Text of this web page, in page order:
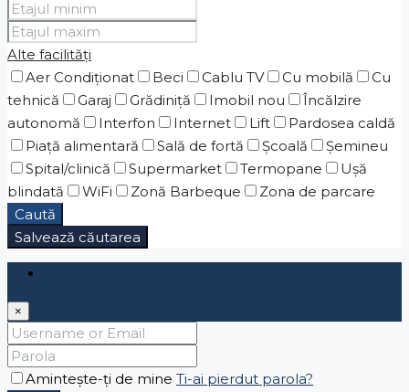
Alte facilități
Aer Condiționat
Beci Cablu TV Cu mobilă
Cu
tehnică
Garaj Grădiniţă Imobil nou
Încălzire
autonomă
Interfon Internet Lift
Pardosea caldă
Piaţă alimentară
Sală de fortă Școală
Șemineu
Spital/clinică
Supermarket Termopane
Ușă
blindată
WiFi Zonă Barbeque
Zona de parcare
Caută
Salvează căutarea
×
Amintește-ți de mine Ti-ai pierdut parola?